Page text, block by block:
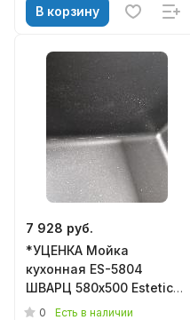
корзина 68453G*
В корзину
7 928 руб.
*УЦЕНКА Мойка
кухонная ES-5804
ШВАРЦ 580х500 Estetica
(мет. сифон), GRANULA
0 Есть в наличии